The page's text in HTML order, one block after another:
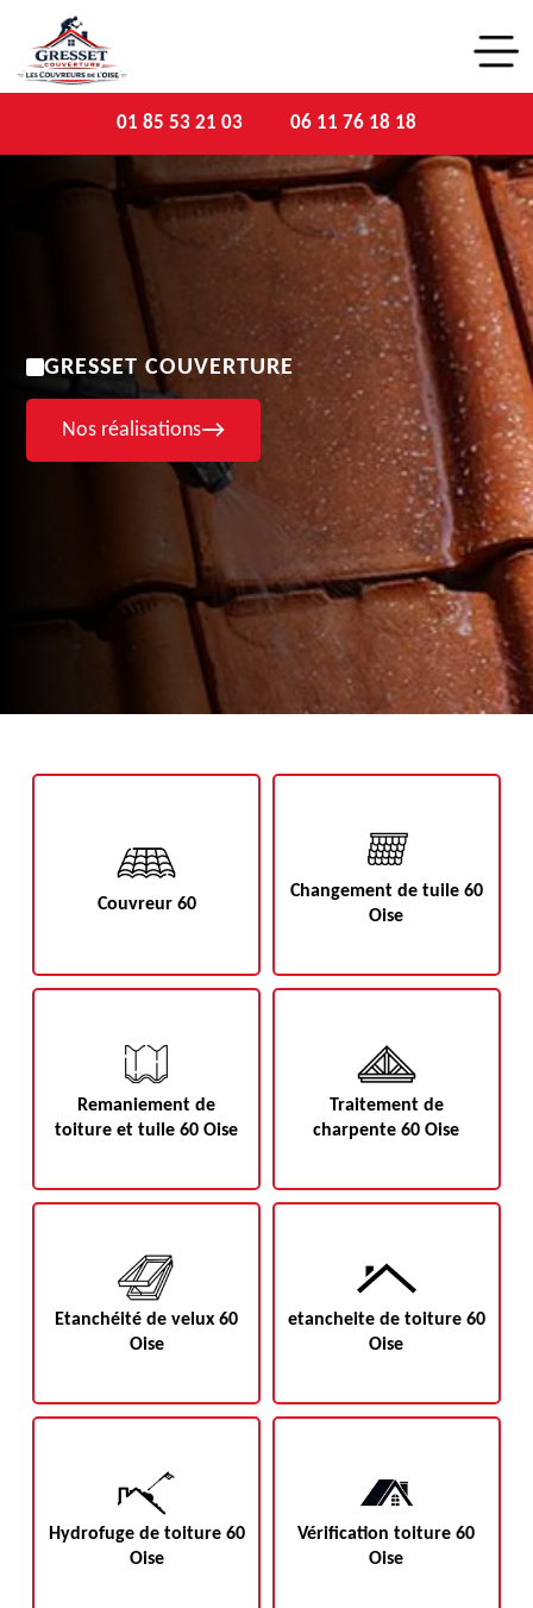
01 85 53 21 03 06 11 76 18 18
GRESSET COUVERTURE
Nos réalisations
Couvreur 60
Changement de tuile 60
Oise
Remaniement de
toiture et tuile 60 Oise
Traitement de
charpente 60 Oise
Etanchéité de velux 60
Oise
etancheite de toiture 60
Oise
Hydrofuge de toiture 60
Oise
Vérification toiture 60
Oise